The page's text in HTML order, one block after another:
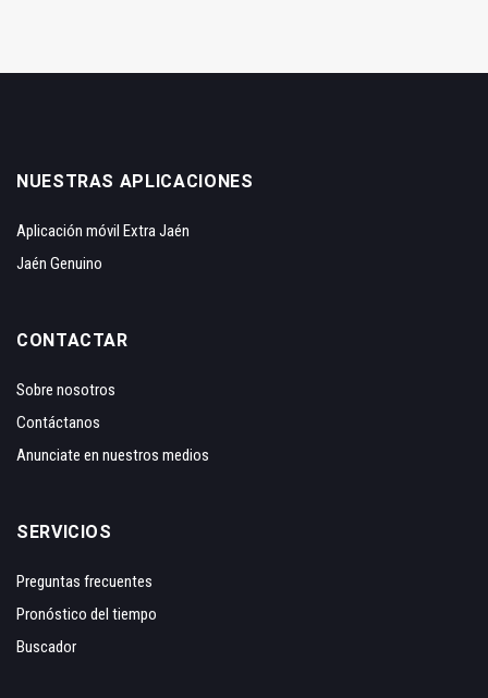
NUESTRAS APLICACIONES
Aplicación móvil Extra Jaén
Jaén Genuino
CONTACTAR
Sobre nosotros
Contáctanos
Anunciate en nuestros medios
SERVICIOS
Preguntas frecuentes
Pronóstico del tiempo
Buscador